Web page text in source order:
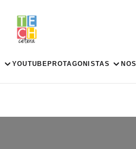
YOUTUBE PROTAGONISTAS